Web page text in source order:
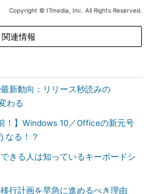
Copyright © ITmedia, Inc. All Rights Reserved.
関連情報
新動向：リリース秒読みの
わる
！】Windows 10／Officeの新元号
なる！？
できる人は知っているキーボードシ
行計画を早急に進めるべき理由